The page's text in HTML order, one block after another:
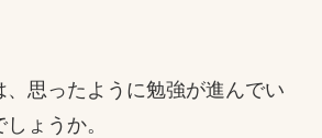
、思ったように勉強が進んでい
ょうか。